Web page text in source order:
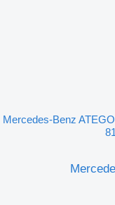
شاحنة مقفلة Mercedes-Benz ATEGO